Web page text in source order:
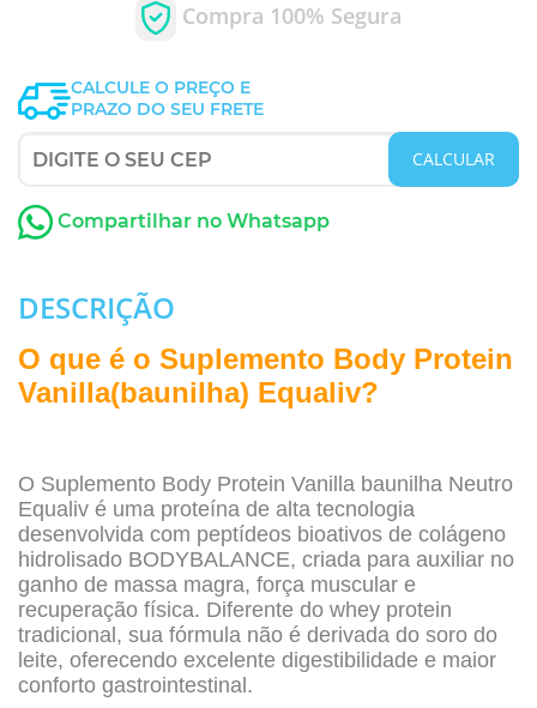
Compra 100% Segura
CALCULE O PREÇO E
PRAZO DO SEU FRETE
CALCULAR
Compartilhar no Whatsapp
DESCRIÇÃO
O que é o Suplemento Body Protein
Vanilla(baunilha) Equaliv?
O Suplemento Body Protein Vanilla baunilha Neutro
Equaliv é uma proteína de alta tecnologia
desenvolvida com peptídeos bioativos de colágeno
hidrolisado BODYBALANCE, criada para auxiliar no
ganho de massa magra, força muscular e
recuperação física. Diferente do whey protein
tradicional, sua fórmula não é derivada do soro do
leite, oferecendo excelente digestibilidade e maior
conforto gastrointestinal.